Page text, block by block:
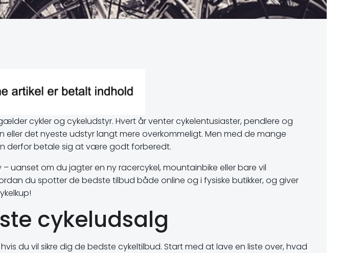
cykler og cykeludstyr. Hvert år venter cykelentusiaster, pendlere og
det nyeste udstyr langt mere overkommeligt. Men med de mange
derfor betale sig at være godt forberedt.
uanset om du jagter en ny racercykel, mountainbike eller bare vil
du spotter de bedste tilbud både online og i fysiske butikker, og giver
cykeludsalg
du vil sikre dig de bedste cykeltilbud. Start med at lave en liste over, hvad